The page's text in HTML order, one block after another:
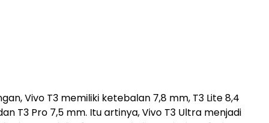
Vivo T3 memiliki ketebalan 7,8 mm, T3 Lite 8,4
T3 Pro 7,5 mm. Itu artinya, Vivo T3 Ultra menjadi